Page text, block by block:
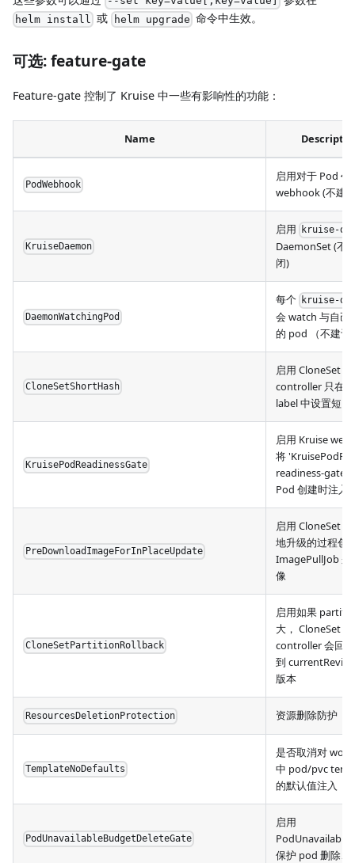
helm install 或 helm upgrade 命令中生效。
可选: feature-gate
Feature-gate 控制了 Kruise 中一些有影响性的功能：
Name
PodWebhook
启用对于 Pod 创
webhook (不建
KruiseDaemon
启用 kruise-
DaemonSet (不
闭)
DaemonWatchingPod
每个 kruise-
会 watch 与自己
的 pod （不建议
CloneSetShortHash
启用 CloneSet
controller 只在
label 中设置短
KruisePodReadinessGate
启用 Kruise
将
readiness-gate
Pod 创建时注入
PreDownloadImageForInPlaceUpdate
启用 CloneSet
地升级的过程创
ImagePullJob 来
像
CloneSetPartitionRollback
启用如果
大， CloneSet
controller 会回
到
版本
ResourcesDeletionProtection 资源删除防护
TemplateNoDefaults
是否取消对
中 pod/pvc
的默认值注入
PodUnavailableBudgetDeleteGate
启用
保护 pod 删除、